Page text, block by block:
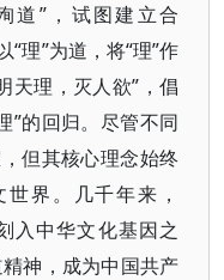
道”，试图建立合
“理”为道，将“理”作
天理，灭人欲”，倡
”的回归。尽管不同
但其核心理念始终
界。几千年来，
入中华文化基因之
神，成为中国共产